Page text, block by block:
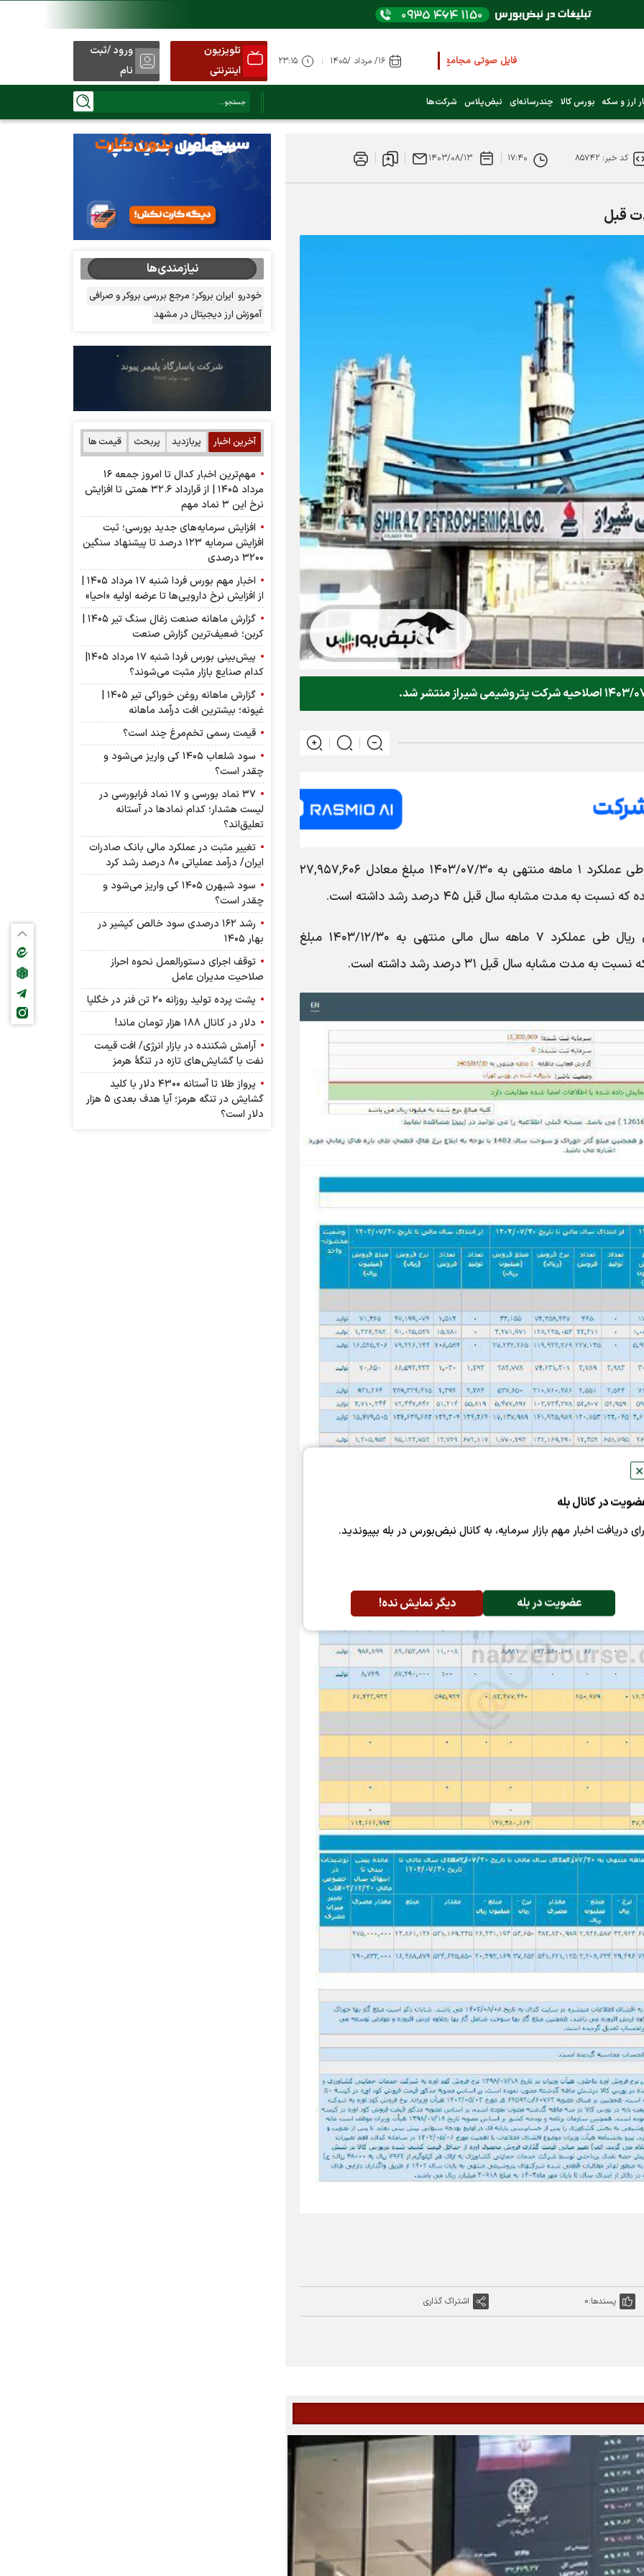
فایل صوتی مجامع و کنفرانس ها را از اینجا گوش کنید
عرضه اولیه بعدی کدام نماد است؟ (کلیک کنید)
تلویزیون
اینترنتی
ورود /ثبت
نام
ارز و سکه بورس کالا چندرسانه‌ای نبض‌پلاس شرکت‌ها
✕
در کانال بله
دریافت اخبار مهم بازار سرمایه، به کانال نبض‌بورس در بله بپیوندید.
عضویت در بله دیگر نمایش نده!
کد خبر: ۸۵۷۴۲ ۱۷:۴۰ ۱۴۰۳/۰۸/۱۳
طی عملکرد ۱ ماهه منتهی به ۱۴۰۳/۰۷/۳۰ مبلغ معادل ۲۷,۹۵۷,۶۰۶
مدت مشابه سال قبل ۴۵ درصد رشد داشته است.
با سرمایه ثبت شده ۱۵,۳۰۰,۰۰۰ میلیون ریال طی عملکرد ۷ ماهه سال مالی منتهی به ۱۴۰۳/۱۲/۳۰ مبلغ
پسندها:0 اشتراک گذاری
نیازمندی‌ها
خودرو ایران بروکر؛ مرجع بررسی بروکر و صرافی
آموزش ارز دیجیتال در مشهد
آخرین اخبار پربازدید پربحث قیمت ها
مهم‌ترین اخبار کدال تا امروز جمعه ۱۶
مرداد ۱۴۰۵ | از قرارداد ۳۲.۶ همتی تا افزایش
نرخ این ۳ نماد مهم
افزایش سرمایه‌های جدید بورسی؛ ثبت
افزایش سرمایه ۱۲۳ درصد تا پیشنهاد‌ سنگین
۳۲۰۰ درصدی
اخبار مهم بورس فردا شنبه ۱۷ مرداد ۱۴۰۵ |
از افزایش نرخ دارویی‌ها تا عرضه اولیه «احیا»
گزارش ماهانه صنعت زغال سنگ تیر ۱۴۰۵ |
کربن؛ ضعیف‌ترین گزارش صنعت
پیش‌بینی بورس فردا شنبه ۱۷ مرداد ۱۴۰۵|
کدام صنایع بازار مثبت می‌شوند؟
گزارش ماهانه روغن خوراکی تیر ۱۴۰۵ |
غپونه؛ بیشترین افت درآمد ماهانه
قیمت رسمی تخم‌مرغ چند است؟
سود شلعاب ۱۴۰۵ کی واریز می‌شود و
چقدر است؟
۳۷ نماد بورسی و ۱۷ نماد فرابورسی در
لیست هشدار؛ کدام نماد‌ها در آستانه
تعلیق‌اند؟
تغییر مثبت در عملکرد مالی بانک صادرات
ایران/ درآمد عملیاتی 80 درصد رشد کرد
سود شبهرن ۱۴۰۵ کی واریز می‌شود و
چقدر است؟
رشد ۱۶۲ درصدی سود خالص کپشیر در
بهار ۱۴۰۵
توقف اجرای دستورالعمل نحوه احراز
صلاحیت مدیران عامل
پشت پرده تولید روزانه ۲۰ تن فنر در خگلپا
دلار در کانال ۱۸۸ هزار تومان ماند!
آرامش شکننده در بازار انرژی/ افت قیمت
نفت با گشایش‌های تازه در تنگۀ هرمز
پرواز طلا تا آستانه ۴۳۰۰ دلار با کلید
گشایش در تنگه هرمز؛ آیا هدف بعدی ۵ هزار
دلار است؟